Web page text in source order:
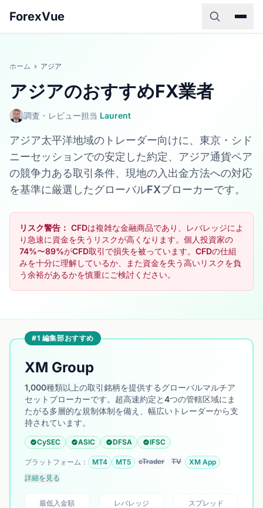
ForexVue
ホーム › アジア
アジアのおすすめFX業者
調査・レビュー担当 Laurent
アジア太平洋地域のトレーダー向けに、東京・シド
ニーセッションでの安定した約定、アジア通貨ペア
の競争力ある取引条件、現地の入出金方法への対応
を基準に厳選したグローバルFXブローカーです。
リスク警告： CFDは複雑な金融商品であり、レバレッジによ
り急速に資金を失うリスクが高くなります。個人投資家の
74%〜89%がCFD取引で損失を被っています。CFDの仕組
みを十分に理解しているか、また資金を失う高いリスクを負
う余裕があるかを慎重にご検討ください。
#1 編集部おすすめ
XM Group
1,000種類以上の取引銘柄を提供するグローバルマルチア
セットブローカーです。超高速約定と4つの管轄区域にま
たがる多層的な規制体制を備え、幅広いトレーダーから支
持されています。
CySEC ASIC DFSA IFSC
プラットフォーム： MT4 MT5 cTrader TV
XM App
詳細を見る
最低入金額 レバレッジ スプレッド